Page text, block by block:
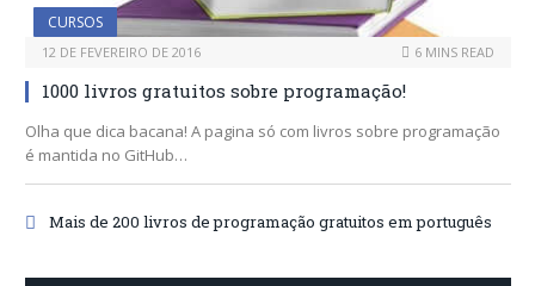
CURSOS
12 DE FEVEREIRO DE 2016 6 MINS READ
1000 livros gratuitos sobre programação!
Olha que dica bacana! A pagina só com livros sobre programação
é mantida no GitHub…
Mais de 200 livros de programação gratuitos em português